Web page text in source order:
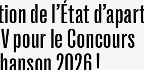
de l’État
pour le Concours
2026 !